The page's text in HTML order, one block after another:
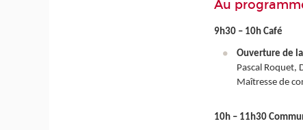
Au
9h30 – 10h Café
Ouverture de
Pascal Roquet,
Maîtresse de
10h – 11h30